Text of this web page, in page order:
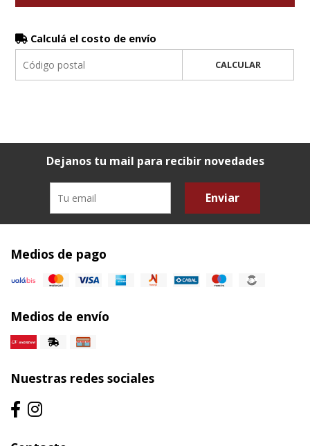
Calculá el costo de envío
CALCULAR
Dejanos tu mail para recibir novedades
Enviar
Medios de pago
Medios de envío
Nuestras redes sociales